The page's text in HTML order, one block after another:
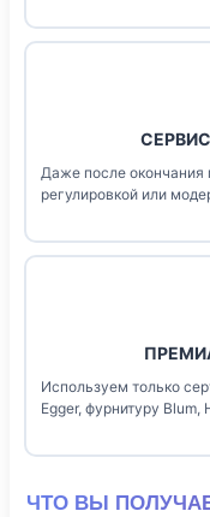
Даже после окончания
регулировкой или
Используем только
Egger, фурнитуру Blum,
ЧТО ВЫ